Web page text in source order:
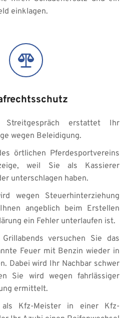
einklagen.
Streitgespräch erstattet Ihr
wegen Beleidigung.
örtlichen Pferdesportvereins
weil Sie als Kassierer
unterschlagen haben.
wegen Steuerhinterziehung
angeblich beim Erstellen
ein Fehler unterlaufen ist.
versuchen Sie das
Feuer mit Benzin wieder in
Dabei wird Ihr Nachbar schwer
Sie wird wegen fahrlässiger
ermittelt.
Kfz-Meister in einer Kfz-